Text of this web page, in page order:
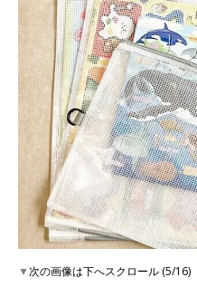
▼次の画像は下へスクロール (5/16)